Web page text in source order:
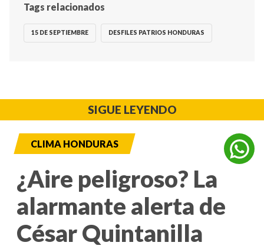
Tags relacionados
15 DE SEPTIEMBRE DESFILES PATRIOS HONDURAS
SIGUE LEYENDO
CLIMA HONDURAS
¿Aire peligroso? La
alarmante alerta de
César Quintanilla